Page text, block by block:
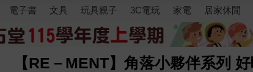
電子書 文具 玩具親子 3C電玩 家電 居家休閒
【RE－MENT】角落小夥伴系列